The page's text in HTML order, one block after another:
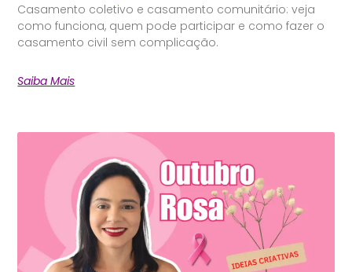
Casamento coletivo e casamento comunitário: veja
como funciona, quem pode participar e como fazer o
casamento civil sem complicação.
Saiba Mais